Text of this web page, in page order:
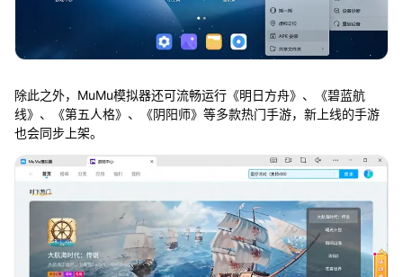
除此之外，MuMu模拟器还可流畅运行《明日方舟》、《碧蓝航
线》、《第五人格》、《阴阳师》等多款热门手游，新上线的手游
也会同步上架。